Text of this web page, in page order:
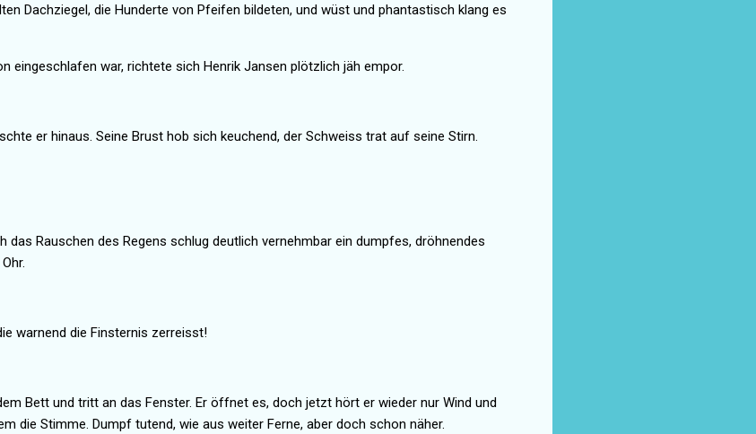
Dachziegel, die Hunderte von Pfeifen bildeten, und wüst und phantastisch klang es
eingeschlafen war, richtete sich Henrik Jansen plötzlich jäh empor.
er hinaus. Seine Brust hob sich keuchend, der Schweiss trat auf seine Stirn.
das Rauschen des Regens schlug deutlich vernehmbar ein dumpfes, dröhnendes
warnend die Finsternis zerreisst!
Bett und tritt an das Fenster. Er öffnet es, doch jetzt hört er wieder nur Wind und
die Stimme. Dumpf tutend, wie aus weiter Ferne, aber doch schon näher.